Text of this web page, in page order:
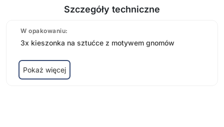
Szczegóły techniczne
W opakowaniu:
3x kieszonka na sztućce z motywem gnomów
Pokaż więcej